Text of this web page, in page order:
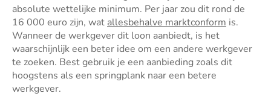
absolute wettelijke minimum. Per jaar zou dit rond de
16 000 euro zijn, wat allesbehalve marktconform is.
Wanneer de werkgever dit loon aanbiedt, is het
waarschijnlijk een beter idee om een andere werkgever
te zoeken. Best gebruik je een aanbieding zoals dit
hoogstens als een springplank naar een betere
werkgever.